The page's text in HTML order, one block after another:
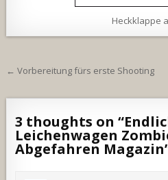
Heckklappe
← Vorbereitung fürs erste Shooting
3 thoughts on “
Leichenwagen
Abgefahren Magazin